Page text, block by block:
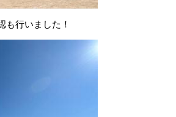
も行いました！